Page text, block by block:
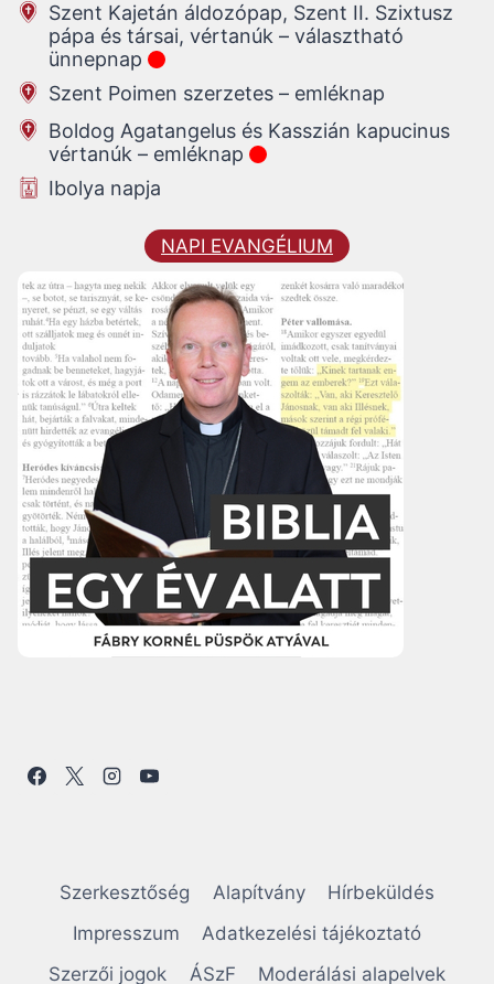
Szent Kajetán áldozópap, Szent II. Szixtusz
pápa és társai, vértanúk – választható
ünnepnap
Szent Poimen szerzetes – emléknap
Boldog Agatangelus és Kasszián kapucinus
vértanúk – emléknap
Ibolya napja
NAPI EVANGÉLIUM
Szerkesztőség Alapítvány
Hírbeküldés
Impresszum
Adatkezelési tájékoztató
Szerzői jogok
ÁSzF Moderálási alapelvek